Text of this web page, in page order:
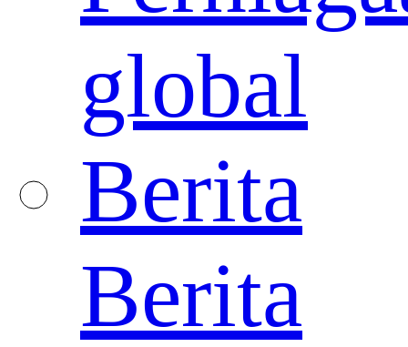
global
Berita
Berita